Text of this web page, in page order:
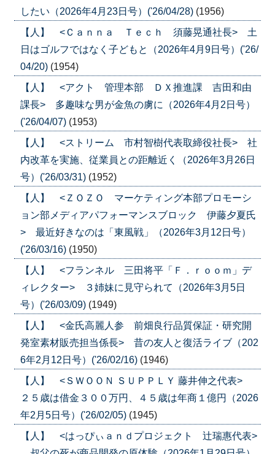
したい（2026年4月23日号）('26/04/28) (1956)
【人】 <Ｃａｎｎａ Ｔｅｃｈ 須藤晃通社長> 土
日はゴルフではなく子どもと（2026年4月9日号）('26/
04/20) (1954)
【人】 <アクト 管理本部 ＤＸ推進課 吉田和由
課長> 多趣味な男が金魚の虜に（2026年4月2日号）
('26/04/07) (1953)
【人】 <ストリーム 市村智樹代表取締役社長> 社
内改革を実施、従業員との距離近く（2026年3月26日
号）('26/03/31) (1952)
【人】 <ＺＯＺＯ マーケティング本部プロモーシ
ョン部メディアパフォーマンスブロック 伊藤夕夏氏
> 最近好きなのは「東風戦」（2026年3月12日号）
('26/03/16) (1950)
【人】 <フランネル 三田将平「Ｆ．ｒｏｏｍ」デ
ィレクター> ３姉妹に見守られて（2026年3月5日
号）('26/03/09) (1949)
【人】 <金氏高麗人参 前畑良行品質保証・研究開
発室素材販売担当係長> 昔の友人と復活ライブ（202
6年2月12日号）('26/02/16) (1946)
【人】 <ＳＷＯＯＮ ＳＵＰＰＬＹ 藤井伸之代表>
２５歳は借金３００万円、４５歳は年商１億円（2026
年2月5日号）('26/02/05) (1945)
【人】 <はっぴぃａｎｄプロジェクト 辻瑞惠代表>